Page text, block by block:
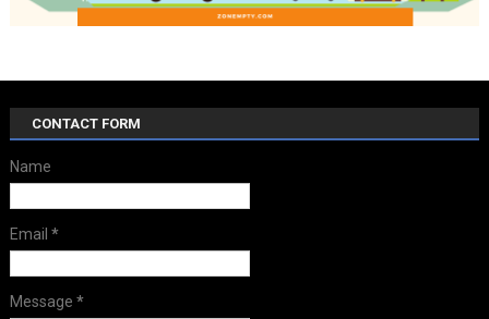
CONTACT FORM
Name
Email *
Message *